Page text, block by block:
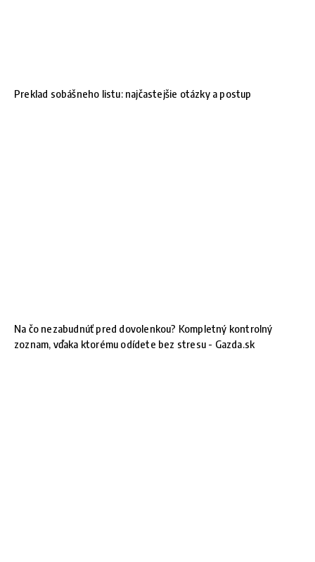
Preklad sobášneho listu: najčastejšie otázky a postup
Na čo nezabudnúť pred dovolenkou? Kompletný kontrolný
zoznam, vďaka ktorému odídete bez stresu - Gazda.sk